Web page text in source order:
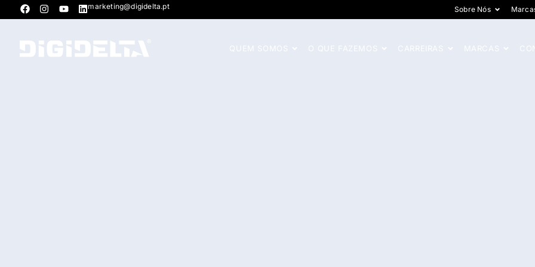
marketing@digidelta.pt Sobre Nós
QUEM SOMOS O QUE FAZEMOS CARREIRAS MARCAS